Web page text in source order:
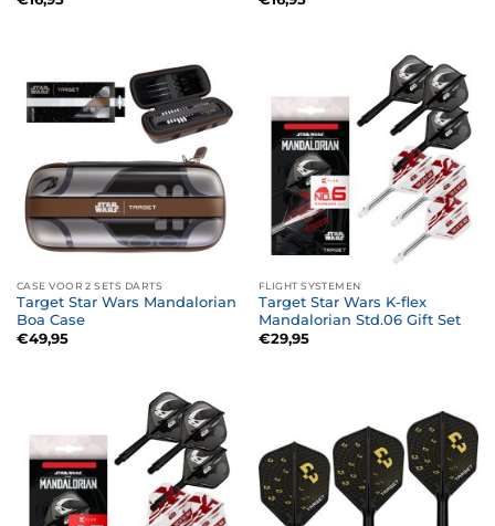
CASE VOOR 2 SETS DARTS
Target Star Wars Mandalorian
Boa Case
€49,95
FLIGHT SYSTEMEN
Target Star Wars K-flex
Mandalorian Std.06 Gift Set
€29,95